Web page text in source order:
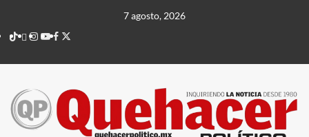
contenido
7 agosto, 2026
TikTok
threads
Instagram
Youtube
Facebook
X